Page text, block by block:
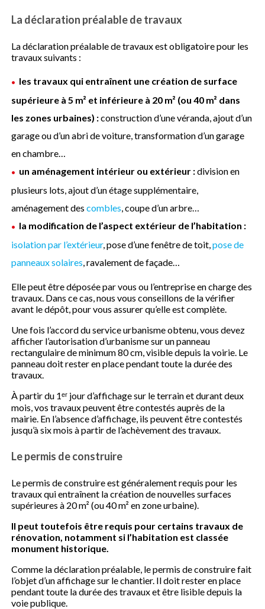
La déclaration préalable de travaux
La déclaration préalable de travaux est obligatoire pour les
travaux suivants :
les travaux qui entraînent une création de surface
supérieure à 5 m² et inférieure à 20 m² (ou 40 m² dans
les zones urbaines) :construction d’une véranda, ajout d’un
garage ou d’un abri de voiture, transformation d’un garage
en chambre…
un aménagement intérieur ou extérieur :division en
plusieurs lots, ajout d’un étage supplémentaire,
aménagement descombles, coupe d’un arbre…
la modification de l’aspect extérieur de l’habitation :
isolation par l’extérieur, pose d’une fenêtre de toit,pose de
panneaux solaires, ravalement de façade…
Elle peut être déposée par vous ou l’entreprise en charge des
travaux. Dans ce cas, nous vous conseillons de la vérifier
avant le dépôt, pour vous assurer qu’elle est complète.
Une fois l’accord du service urbanisme obtenu, vous devez
afficher l’autorisation d’urbanisme sur un panneau
rectangulaire de minimum 80 cm, visible depuis la voirie. Le
panneau doit rester en place pendant toute la durée des
travaux.
À partir du 1ᵉʳ jour d’affichage sur le terrain et durant deux
mois, vos travaux peuvent être contestés auprès de la
mairie. En l’absence d’affichage, ils peuvent être contestés
jusqu’à six mois à partir de l’achèvement des travaux.
Le permis de construire
Le permis de construire est généralement requis pour les
travaux qui entraînent la création de nouvelles surfaces
supérieures à 20 m² (ou 40 m² en zone urbaine).
Il peut toutefois être requis pour certains travaux de
rénovation, notamment si l’habitation est classée
monument historique.
Comme la déclaration préalable, le permis de construire fait
l’objet d’un affichage sur le chantier. Il doit rester en place
pendant toute la durée des travaux et être lisible depuis la
voie publique.